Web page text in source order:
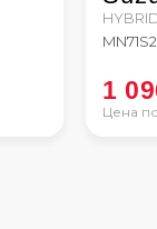
MN71S
Цена
1